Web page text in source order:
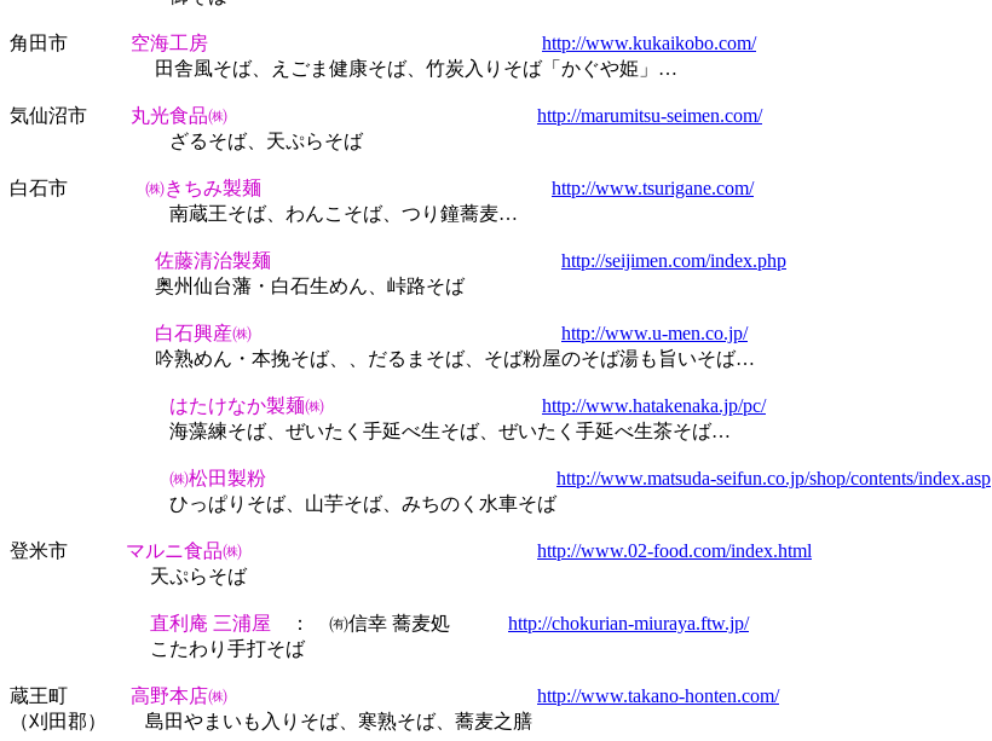
角田市 空海工房
http://www.kukaikobo.com/
田舎風そば、えごま健康そば、竹炭入りそば「かぐや姫」…
気仙沼市 丸光食品㈱
http://marumitsu-seimen.com/
ざるそば、天ぷらそば
白石市 ㈱きちみ製麺
http://www.tsurigane.com/
南蔵王そば、わんこそば、つり鐘蕎麦…
佐藤清治製麺
http://seijimen.com/index.php
奥州仙台藩・白石生めん、峠路そば
白石興産㈱
http://www.u-men.co.jp/
吟熟めん・本挽そば、、だるまそば、そば粉屋のそば湯も旨いそば…
はたけなか製麺㈱
http://www.hatakenaka.jp/pc/
海藻練そば、ぜいたく手延べ生そば、ぜいたく手延べ生茶そば…
㈱松田製粉
http://www.matsuda-seifun.co.jp/shop/contents/index.asp
ひっぱりそば、山芋そば、みちのく水車そば
登米市 マルニ食品㈱
http://www.02-food.com/index.html
天ぷらそば
直利庵 三浦屋 ： ㈲信幸 蕎麦処 http://chokurian-miuraya.ftw.jp/
こたわり手打そば
蔵王町 高野本店㈱
http://www.takano-honten.com/
（刈田郡） 島田やまいも入りそば、寒熟そば、蕎麦之膳